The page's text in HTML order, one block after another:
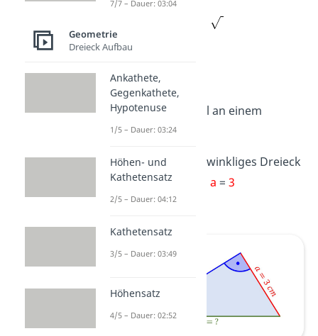
→
Schau dir das mal an einem
Beispiel an:
Du hast ein rechtwinkliges Dreieck
mit den Katheten a = 3
cm undb=4 cm
7/7 – Dauer: 03:04
Geometrie
Dreieck Aufbau
Ankathete,
Gegenkathete,
Hypotenuse
1/5 – Dauer: 03:24
Höhen- und
Kathetensatz
2/5 – Dauer: 04:12
Kathetensatz
3/5 – Dauer: 03:49
Höhensatz
4/5 – Dauer: 02:52